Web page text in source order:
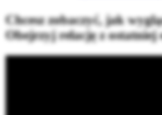
Chcesz zobaczyć, jak
Obejrzyj relację z ostatniej